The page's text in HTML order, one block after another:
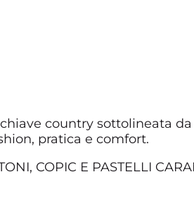
country sottolineata
pratica e comfort.
COPIC E PASTELLI